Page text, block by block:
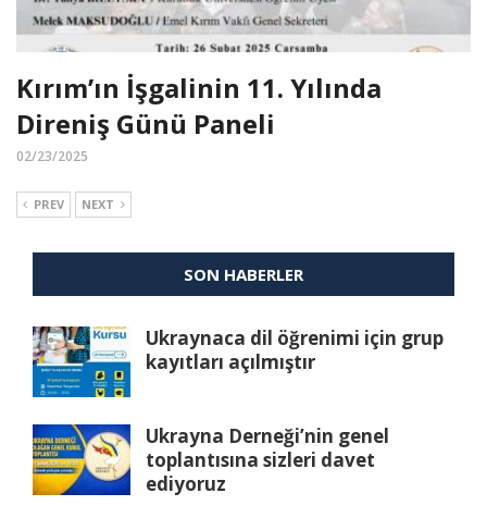
Kırım’ın İşgalinin 11. Yılında
Direniş Günü Paneli
02/23/2025
PREV NEXT
SON HABERLER
Ukraynaca dil öğrenimi için grup
kayıtları açılmıştır
Ukrayna Derneği’nin genel
toplantısına sizleri davet
ediyoruz